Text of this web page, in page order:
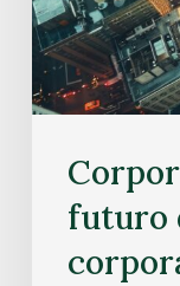
futuro